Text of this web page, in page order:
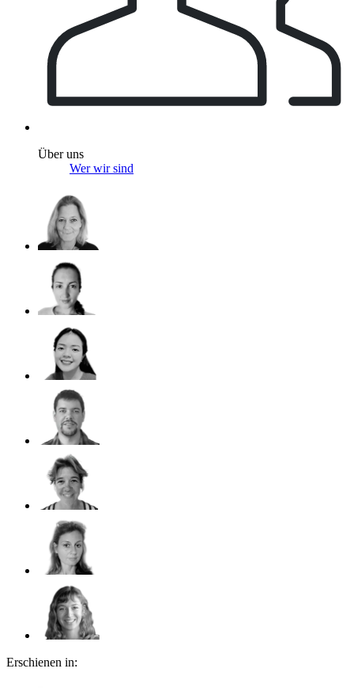
Über uns
Wer wir sind
Erschienen in: